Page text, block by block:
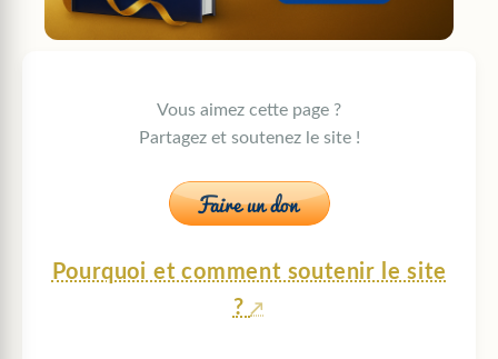
Vous aimez cette page ?
Partagez et soutenez le site !
Pourquoi et comment soutenir le site
?